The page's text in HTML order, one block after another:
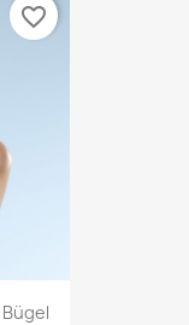
favorite_border